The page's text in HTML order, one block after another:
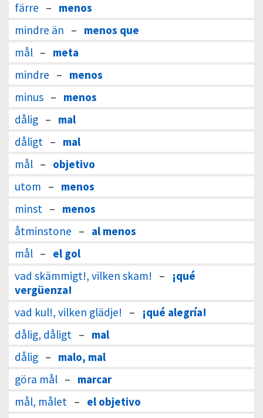
färre – menos
mindre än – menos que
mål – meta
mindre – menos
minus – menos
dålig – mal
dåligt – mal
mål – objetivo
utom – menos
minst – menos
åtminstone – al menos
mål – el gol
vad skämmigt!, vilken skam! –
¡qué
vergüenza!
vad kul!, vilken glädje! –
¡qué alegría!
dålig, dåligt – mal
dålig – malo, mal
göra mål – marcar
mål, målet – el objetivo